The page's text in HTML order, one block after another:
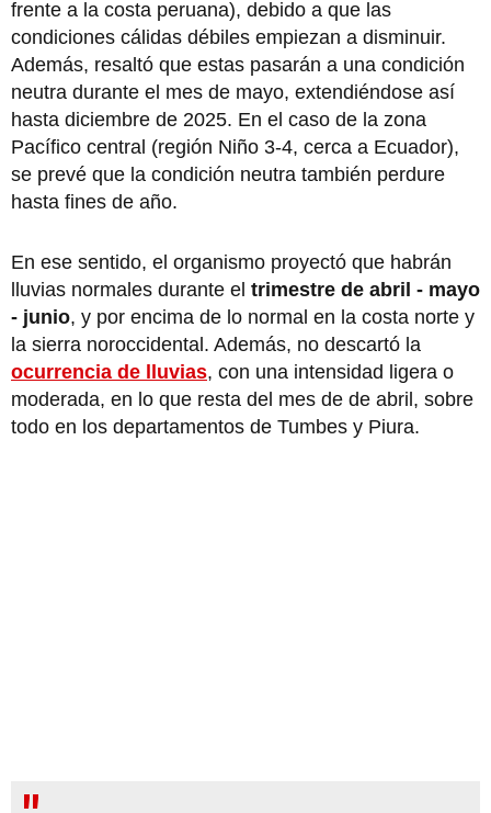
frente a la costa peruana), debido a que las
condiciones cálidas débiles empiezan a disminuir.
Además, resaltó que estas pasarán a una condición
neutra durante el mes de mayo, extendiéndose así
hasta diciembre de 2025. En el caso de la zona
Pacífico central (región Niño 3-4, cerca a Ecuador),
se prevé que la condición neutra también perdure
hasta fines de año.
En ese sentido, el organismo proyectó que habrán
lluvias normales durante el trimestre de abril - mayo
- junio, y por encima de lo normal en la costa norte y
la sierra noroccidental. Además, no descartó la
ocurrencia de lluvias, con una intensidad ligera o
moderada, en lo que resta del mes de de abril, sobre
todo en los departamentos de Tumbes y Piura.